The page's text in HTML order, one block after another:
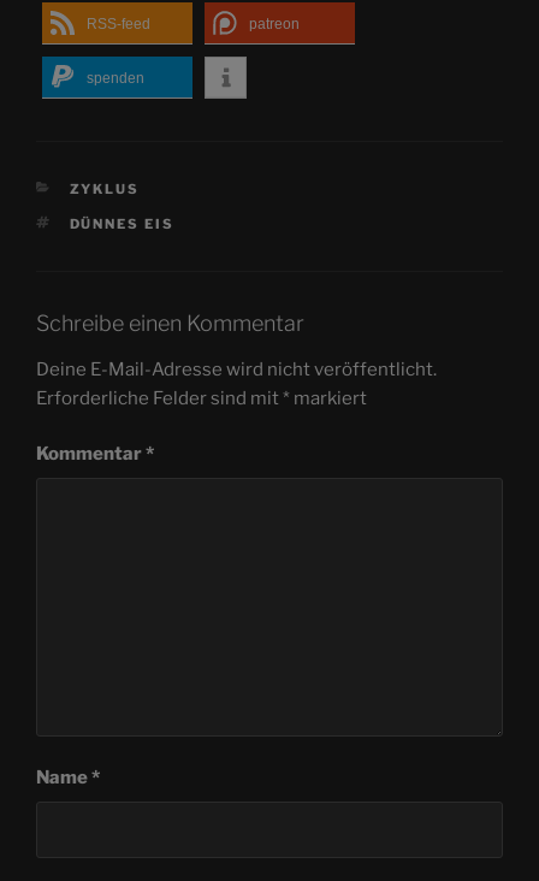
RSS-feed patreon
spenden
KATEGORIEN
ZYKLUS
SCHLAGWÖRTER
DÜNNES EIS
Schreibe einen Kommentar
Deine E-Mail-Adresse wird nicht veröffentlicht.
Erforderliche Felder sind mit* markiert
Kommentar*
Name*